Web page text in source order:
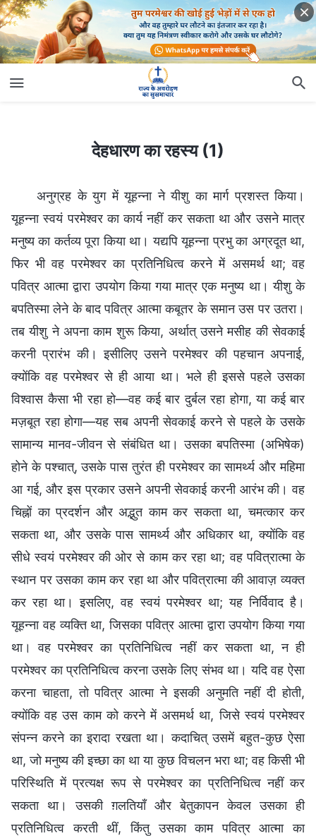
देहधारण का रहस्य (1)
अनुग्रह के युग में यूहन्ना ने यीशु का मार्ग प्रशस्त किया।
यूहन्ना स्वयं परमेश्वर का कार्य नहीं कर सकता था और उसने मात्र
मनुष्य का कर्तव्य पूरा किया था। यद्यपि यूहन्ना प्रभु का अग्रदूत था,
फिर भी वह परमेश्वर का प्रतिनिधित्व करने में असमर्थ था; वह
पवित्र आत्मा द्वारा उपयोग किया गया मात्र एक मनुष्य था। यीशु के
बपतिस्मा लेने के बाद पवित्र आत्मा कबूतर के समान उस पर उतरा।
तब यीशु ने अपना काम शुरू किया, अर्थात् उसने मसीह की सेवकाई
करनी प्रारंभ की। इसीलिए उसने परमेश्वर की पहचान अपनाई,
क्योंकि वह परमेश्वर से ही आया था। भले ही इससे पहले उसका
विश्वास कैसा भी रहा हो—वह कई बार दुर्बल रहा होगा, या कई बार
मज़बूत रहा होगा—यह सब अपनी सेवकाई करने से पहले के उसके
सामान्य मानव-जीवन से संबंधित था। उसका बपतिस्मा (अभिषेक)
होने के पश्चात्, उसके पास तुरंत ही परमेश्वर का सामर्थ्य और महिमा
आ गई, और इस प्रकार उसने अपनी सेवकाई करनी आरंभ की। वह
चिह्नों का प्रदर्शन और अद्भुत काम कर सकता था, चमत्कार कर
सकता था, और उसके पास सामर्थ्य और अधिकार था, क्योंकि वह
सीधे स्वयं परमेश्वर की ओर से काम कर रहा था; वह पवित्रात्मा के
स्थान पर उसका काम कर रहा था और पवित्रात्मा की आवाज़ व्यक्त
कर रहा था। इसलिए, वह स्वयं परमेश्वर था; यह निर्विवाद है।
यूहन्ना वह व्यक्ति था, जिसका पवित्र आत्मा द्वारा उपयोग किया गया
था। वह परमेश्वर का प्रतिनिधित्व नहीं कर सकता था, न ही
परमेश्वर का प्रतिनिधित्व करना उसके लिए संभव था। यदि वह ऐसा
करना चाहता, तो पवित्र आत्मा ने इसकी अनुमति नहीं दी होती,
क्योंकि वह उस काम को करने में असमर्थ था, जिसे स्वयं परमेश्वर
संपन्न करने का इरादा रखता था। कदाचित् उसमें बहुत-कुछ ऐसा
था, जो मनुष्य की इच्छा का था या कुछ विचलन भरा था; वह किसी भी
परिस्थिति में प्रत्यक्ष रूप से परमेश्वर का प्रतिनिधित्व नहीं कर
सकता था। उसकी ग़लतियाँ और बेतुकापन केवल उसका ही
प्रतिनिधित्व करती थीं, किंतु उसका काम पवित्र आत्मा का